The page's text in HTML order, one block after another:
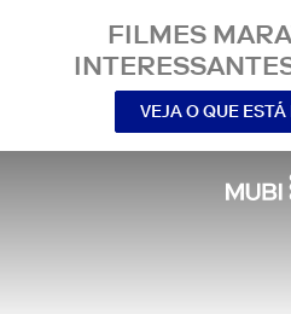
FILMES
VEJA O QUE